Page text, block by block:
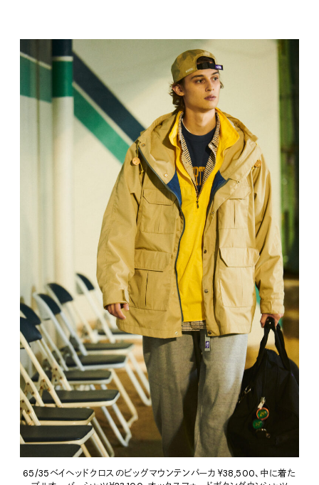
65/35ベイヘッドクロスのビッグマウンテンパーカ￥38,500、中に着た